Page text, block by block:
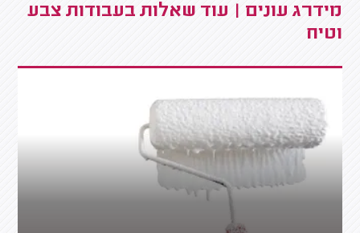
מידרג עונים | עוד שאלות בעבודות צבע
וטיח